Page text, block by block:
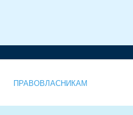
ПРАВОВЛАСНИКАМ